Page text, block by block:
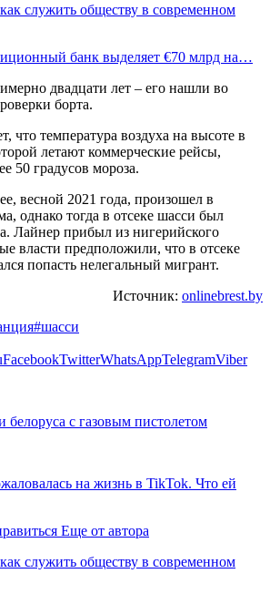
служить обществу в современном
банк выделяет €70 млрд на…
двадцати лет – его нашли во
борта.
что температура воздуха на высоте в
летают коммерческие рейсы,
50 градусов мороза.
весной 2021 года, произошел в
однако тогда в отсеке шасси был
Лайнер прибыл из нигерийского
власти предположили, что в отсеке
попасть нелегальный мигрант.
Источник: onlinebrest.by
#шасси
FacebookTwitterWhatsAppTelegramViber
белоруса с газовым пистолетом
на жизнь в TikTok. Что ей
Еще от автора
служить обществу в современном